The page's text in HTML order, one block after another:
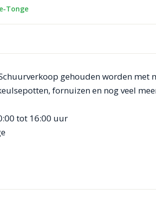
Tonge
gehouden worden met
fornuizen en nog veel
tot 16:00 uur